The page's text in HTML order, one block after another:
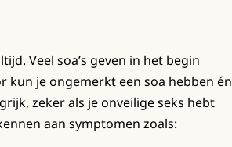
Veel soa’s geven in het begin
kun je ongemerkt een soa hebben én
zeker als je onveilige seks hebt
aan symptomen zoals: